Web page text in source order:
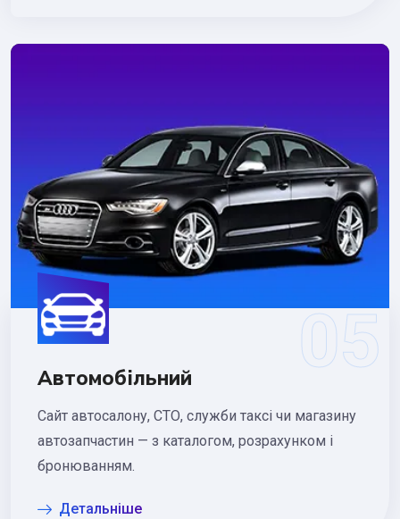
Автомобільний
Сайт автосалону, СТО, служби таксі чи магазину
автозапчастин — з каталогом, розрахунком і
бронюванням.
Детальніше